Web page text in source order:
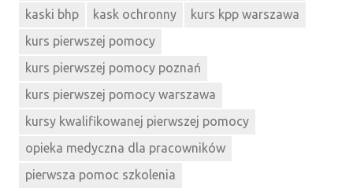
kaski bhp
kask ochronny
kurs kpp warszawa
kurs pierwszej pomocy
kurs pierwszej pomocy poznań
kurs pierwszej pomocy warszawa
kursy kwalifikowanej pierwszej pomocy
opieka medyczna dla pracowników
pierwsza pomoc szkolenia